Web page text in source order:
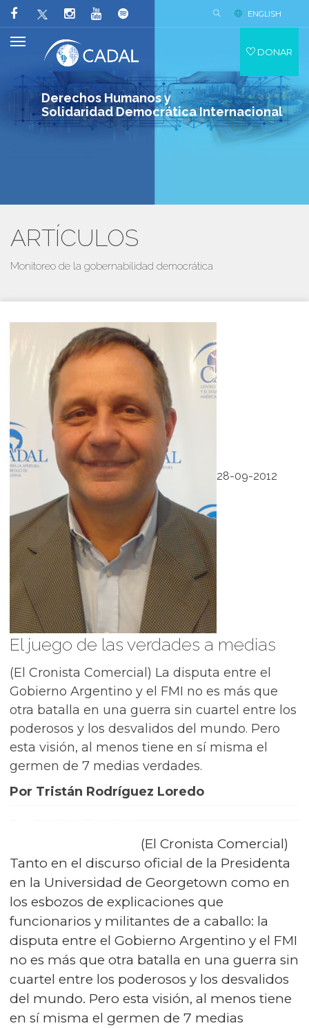
Derechos Humanos y
Solidaridad Democrática Internacional
ENGLISH
DONAR
ARTÍCULOS
Monitoreo de la gobernabilidad democrática
28-09-2012
El juego de las verdades a medias
(El Cronista Comercial) La disputa entre el
Gobierno Argentino y el FMI no es más que
otra batalla en una guerra sin cuartel entre los
poderosos y los desvalidos del mundo. Pero
esta visión, al menos tiene en sí misma el
germen de 7 medias verdades.
Por Tristán Rodríguez Loredo
(El Cronista Comercial)
Tanto en el discurso oficial de la Presidenta
en la Universidad de Georgetown como en
los esbozos de explicaciones que
funcionarios y militantes de a caballo: la
disputa entre el Gobierno Argentino y el FMI
no es más que otra batalla en una guerra sin
cuartel entre los poderosos y los desvalidos
del mundo. Pero esta visión, al menos tiene
en sí misma el germen de 7 medias